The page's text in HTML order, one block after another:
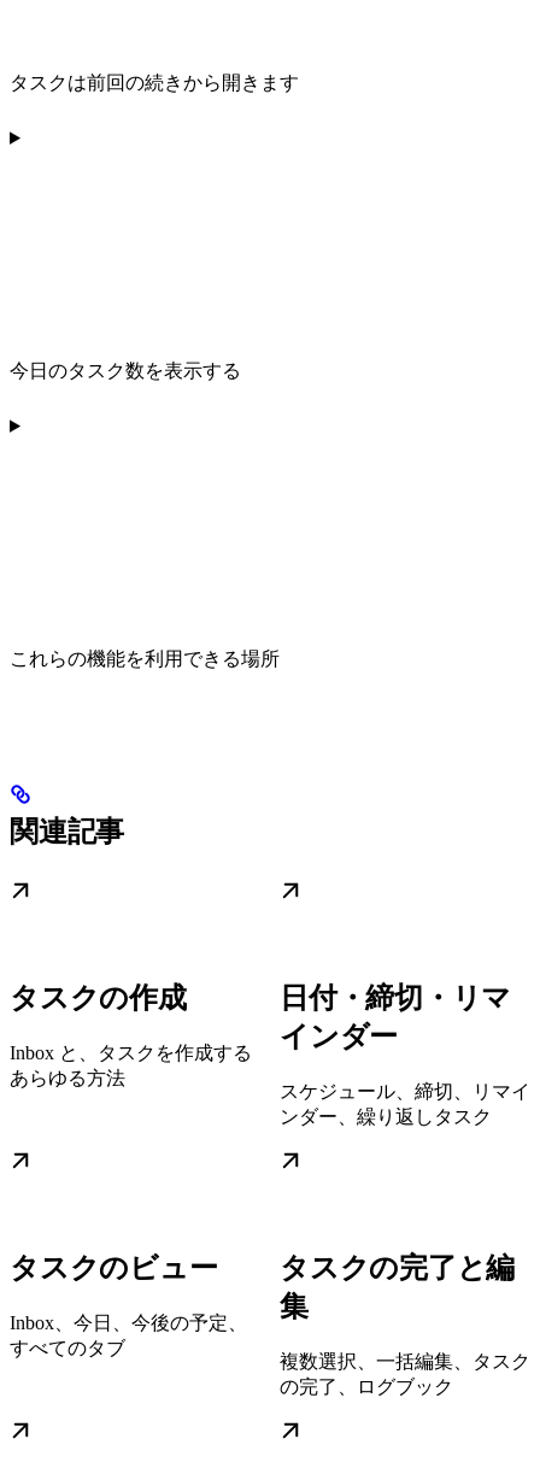
タスクは前回の続きから開きます
今日のタスク数を表示する
これらの機能を利用できる場所
関連記事
タスクの作成
Inbox と、タスクを作成する
あらゆる方法
日付・締切・リマ
インダー
スケジュール、締切、リマイ
ンダー、繰り返しタスク
タスクのビュー
Inbox、今日、今後の予定、
すべてのタブ
タスクの完了と編
集
複数選択、一括編集、タスク
の完了、ログブック